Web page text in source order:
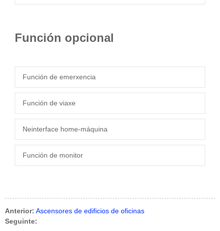
Función opcional
Función de emerxencia
Función de viaxe
Neinterface home-máquina
Función de monitor
Anterior: Ascensores de edificios de oficinas
Seguinte: